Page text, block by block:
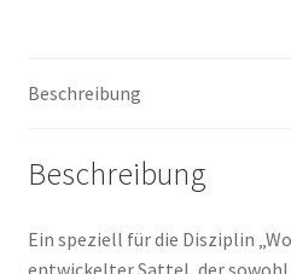
Beschreibung
Beschreibung
Ein speziell für die Disziplin